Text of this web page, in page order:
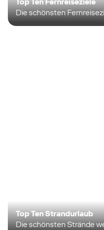
Die schönsten
Top Ten Strandurlaub
Die schönsten Strände